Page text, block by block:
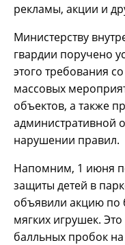
рекламы, акции и
Министерству
гвардии поручено
этого требования
массовых
объектов, а также
административной
нарушении правил.
Напомним, 1 июня
защиты детей в
объявили акцию по
мягких игрушек.
балльных пробок